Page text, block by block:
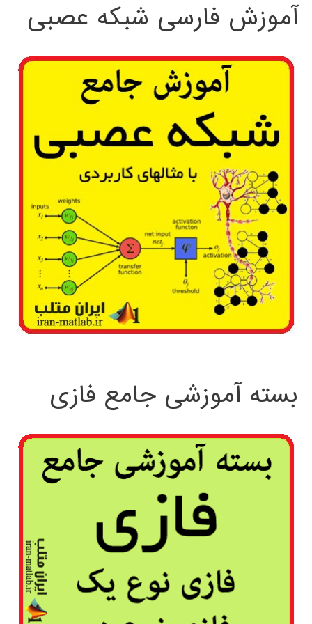
آموزش فارسی شبکه عصبی
بسته آموزشی جامع فازی